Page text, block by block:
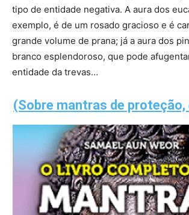
tipo de entidade negativa. A aura dos
exemplo, é de um rosado gracioso e é
grande volume de prana; já a aura dos
branco esplendoroso, que pode
entidade da trevas…
(Sobre mantras de proteção,